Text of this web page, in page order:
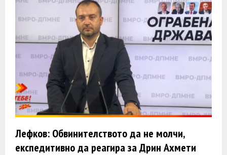
Лефков: Обвинителството да не молчи,
експедитивно да реагира за Дрин Ахмети